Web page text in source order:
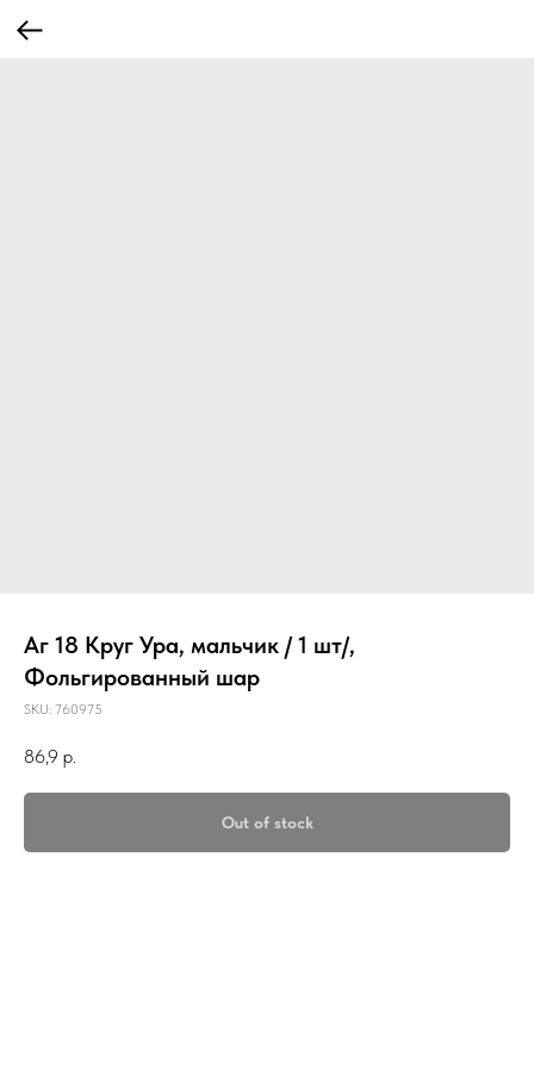
Аг 18 Круг Ура, мальчик / 1 шт/,
Фольгированный шар
SKU: 760975
86,9 р.
Out of stock